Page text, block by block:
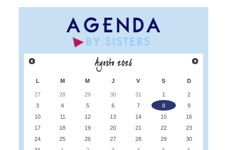
Agosto2026
L M M J V S D
27 28 29 30 31 1
2
3
4 5 6 7 8
9
10
11 12 13 14 15
16
17
18 19 20 21 22
23
24
25 26 27 28 29
30